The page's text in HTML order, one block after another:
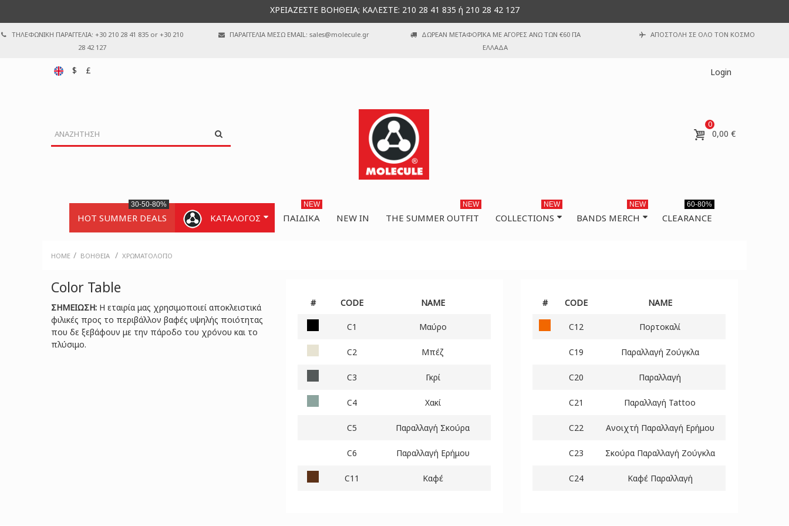
ΧΡΕΙΑΖΕΣΤΕ ΒΟΗΘΕΙΑ; ΚΑΛΕΣΤΕ: 210 28 41 835 ή 210 28 42 127
ΤΗΛΕΦΩΝΙΚΗ ΠΑΡΑΓΓΕΛΙΑ: +30 210 28 41 835 or +30 210
28 42 127
ΠΑΡΑΓΓΕΛΙΑ ΜΕΣΩ EMAIL: sales@molecule.gr
ΔΩΡΕΑΝ ΜΕΤΑΦΟΡΙΚΑ ΜΕ ΑΓΟΡΕΣ ΑΝΩ ΤΩΝ €60 ΓΙΑ
ΕΛΛΑΔΑ
ΑΠΟΣΤΟΛΗ ΣΕ ΟΛΟ ΤΟΝ ΚΟΣΜΟ
Login
$ £
0
0,00 €
HOT SUMMER DEALS
30-50-80%
ΚΑΤΑΛΟΓΟΣ ΠΑΙΔΙΚΆ
NEW
NEW IN THE SUMMER OUTFIT
NEW
COLLECTIONS
NEW
BANDS MERCH
NEW
CLEARANCE
60-80%
HOME / ΒΟΉΘΕΙΑ / ΧΡΩΜΑΤΟΛΌΓΙΟ
Color Table
ΣΗΜΕΙΩΣΗ: Η εταιρία μας χρησιμοποιεί αποκλειστικά
φιλικές προς το περιβάλλον βαφές υψηλής ποιότητας
που δε ξεβάφουν με την πάροδο του χρόνου και το
πλύσιμο.
# CODE NAME
C1 Μαύρο
C2 Μπέζ
C3 Γκρί
C4 Χακί
C5 Παραλλαγή Σκούρα
C6 Παραλλαγή Ερήμου
C11 Καφέ
# CODE NAME
C12 Πορτοκαλί
C19 Παραλλαγή Ζούγκλα
C20 Παραλλαγή
C21 Παραλλαγή Tattoo
C22 Ανοιχτή Παραλλαγή Ερήμου
C23 Σκούρα Παραλλαγή Ζούγκλα
C24 Καφέ Παραλλαγή